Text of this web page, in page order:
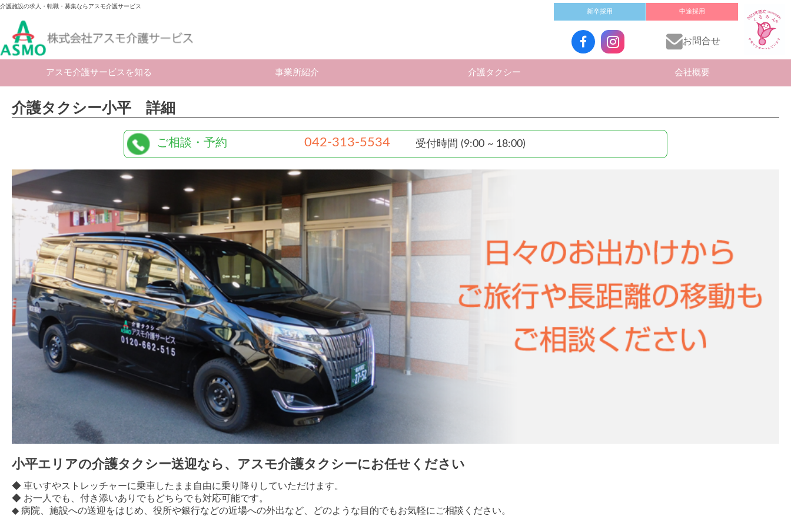
介護施設の求人・転職・募集ならアスモ介護サービス
新卒採用 中途採用
お問合せ
アスモ介護サービスを知る 事業所紹介 介護タクシー 会社概要
介護タクシー小平 詳細
ご相談・予約 042-313-5534 受付時間 (9:00 ~ 18:00)
小平エリアの介護タクシー送迎なら、アスモ介護タクシーにお任せください
◆ 車いすやストレッチャーに乗車したまま自由に乗り降りしていただけます。
◆ お一人でも、付き添いありでもどちらでも対応可能です。
◆ 病院、施設への送迎をはじめ、役所や銀行などの近場への外出など、どのような目的でもお気軽にご相談ください。